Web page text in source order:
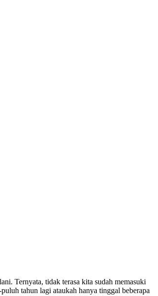
Ternyata, tidak terasa kita sudah memasuki
tahun lagi ataukah hanya tinggal beberapa